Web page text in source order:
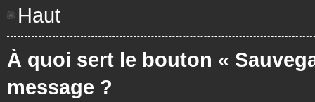
Haut
À quoi sert le bouton «
message ?